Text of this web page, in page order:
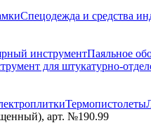
Спецодежда и средства
инструментПаяльное
для штукатурно-
Термопистолеты
арт. №190.99